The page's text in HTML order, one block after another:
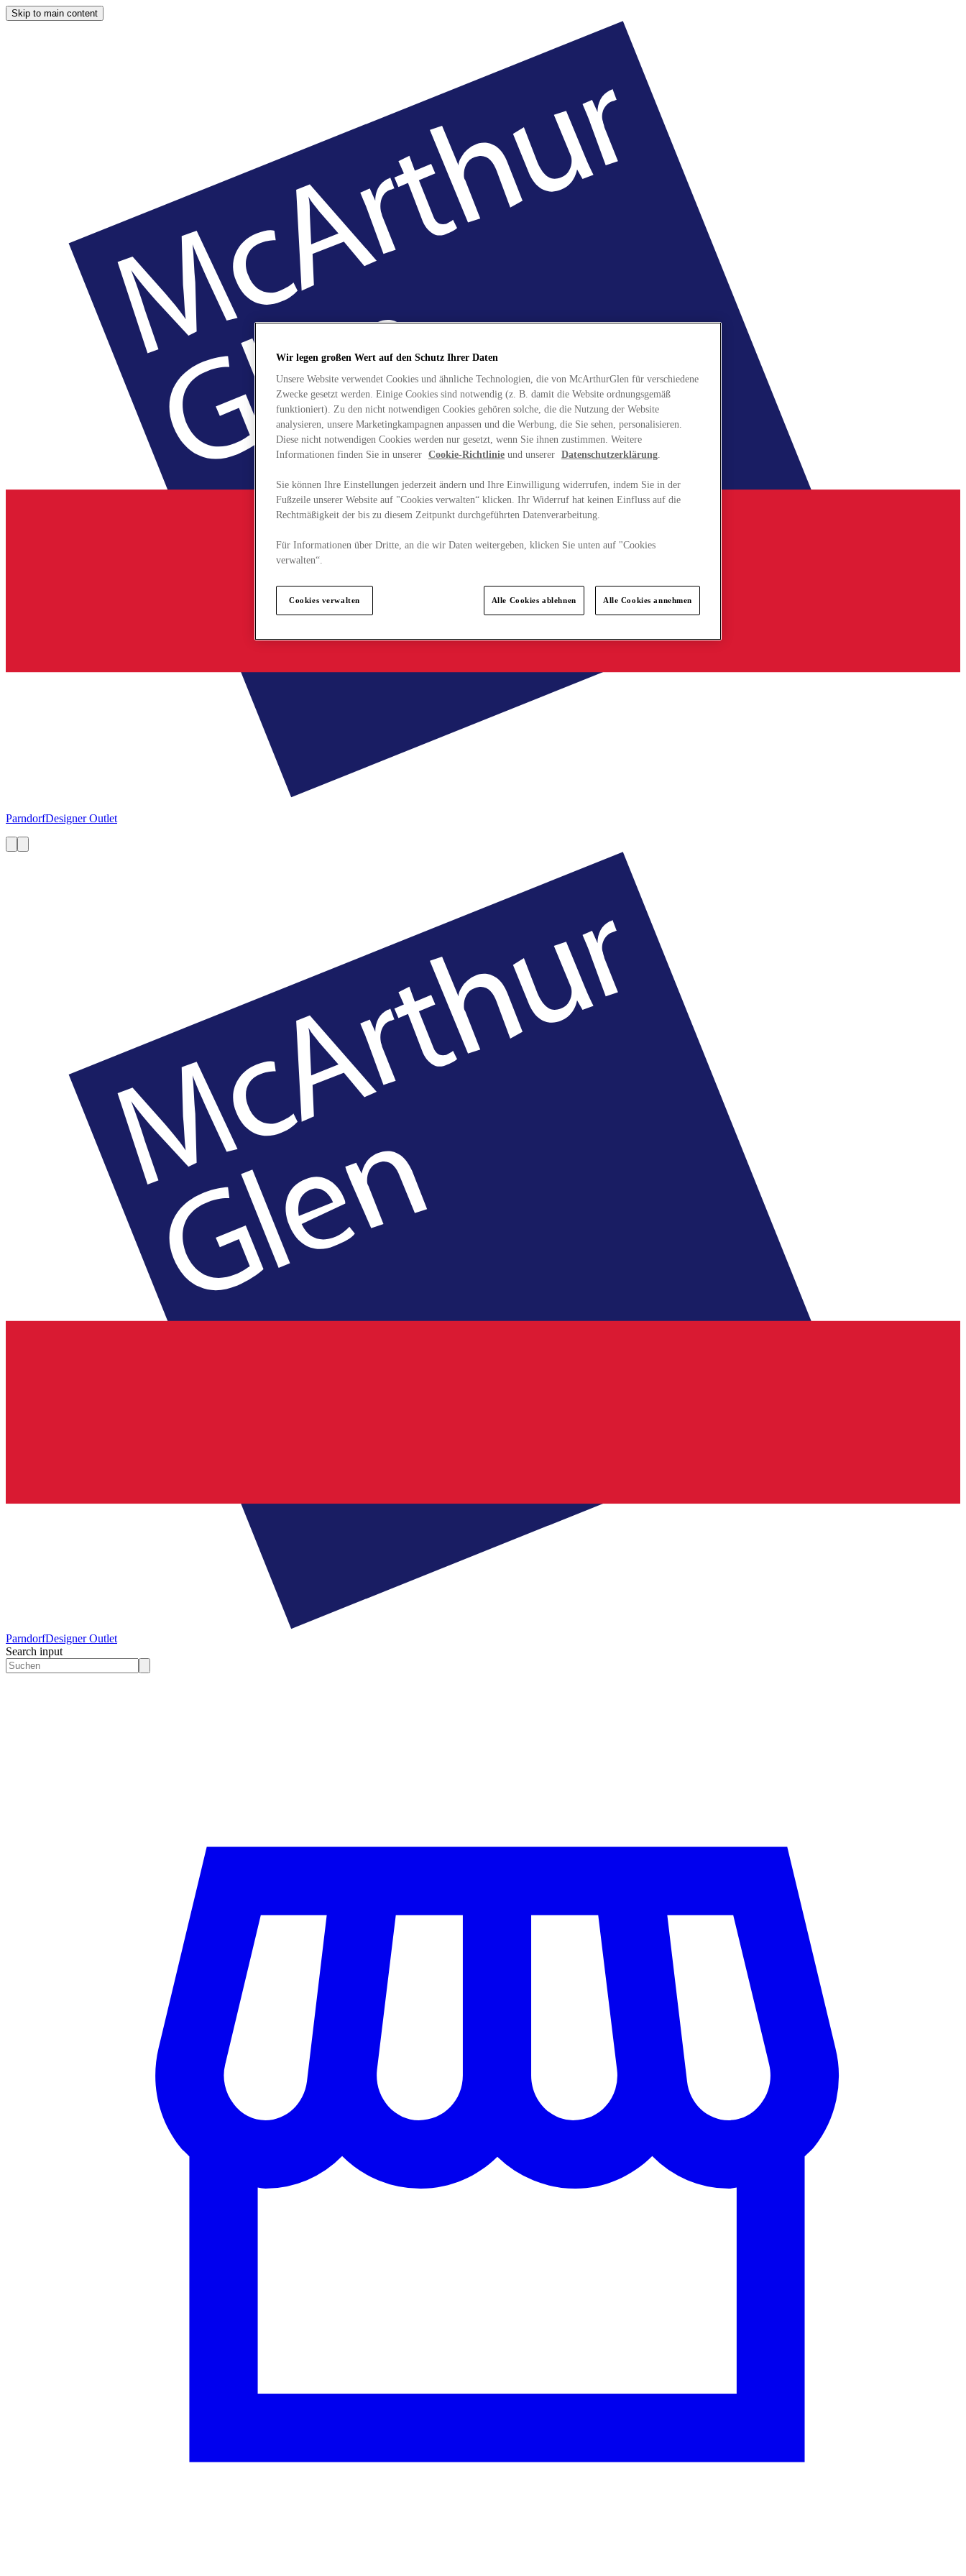
Skip to main content
ParndorfDesigner Outlet
ParndorfDesigner Outlet
Search input
Wir legen großen Wert auf den Schutz Ihrer Daten
Unsere Website verwendet Cookies und ähnliche Technologien, die von McArthurGlen für verschiedene
Zwecke gesetzt werden. Einige Cookies sind notwendig (z. B. damit die Website ordnungsgemäß
funktioniert). Zu den nicht notwendigen Cookies gehören solche, die die Nutzung der Website
analysieren, unsere Marketingkampagnen anpassen und die Werbung, die Sie sehen, personalisieren.
Diese nicht notwendigen Cookies werden nur gesetzt, wenn Sie ihnen zustimmen. Weitere
Informationen finden Sie in unserer Cookie-Richtlinie und unserer Datenschutzerklärung.
Sie können Ihre Einstellungen jederzeit ändern und Ihre Einwilligung widerrufen, indem Sie in der
Fußzeile unserer Website auf "Cookies verwalten“ klicken. Ihr Widerruf hat keinen Einfluss auf die
Rechtmäßigkeit der bis zu diesem Zeitpunkt durchgeführten Datenverarbeitung.
Für Informationen über Dritte, an die wir Daten weitergeben, klicken Sie unten auf "Cookies
verwalten“.
Cookies verwalten Alle Cookies ablehnen Alle Cookies annehmen